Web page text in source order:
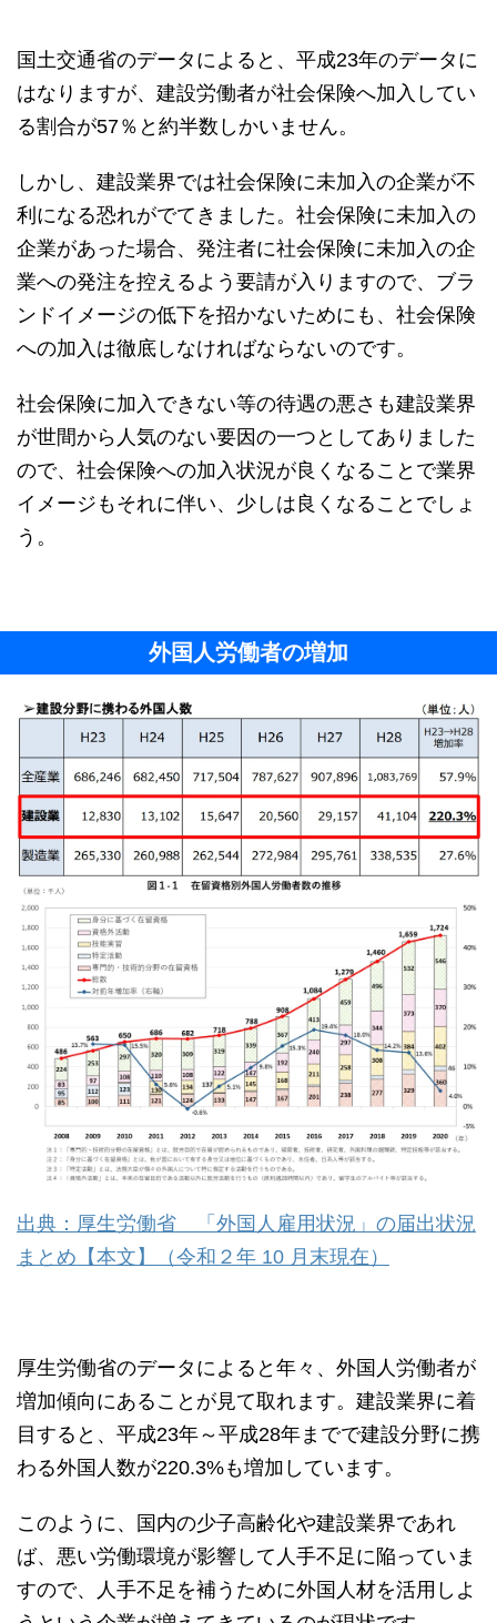
国土交通省のデータによると、平成23年のデータに
はなりますが、建設労働者が社会保険へ加入してい
る割合が57％と約半数しかいません。
しかし、建設業界では社会保険に未加入の企業が不
利になる恐れがでてきました。社会保険に未加入の
企業があった場合、発注者に社会保険に未加入の企
業への発注を控えるよう要請が入りますので、ブラ
ンドイメージの低下を招かないためにも、社会保険
への加入は徹底しなければならないのです。
社会保険に加入できない等の待遇の悪さも建設業界
が世間から人気のない要因の一つとしてありました
ので、社会保険への加入状況が良くなることで業界
イメージもそれに伴い、少しは良くなることでしょ
う。
外国人労働者の増加
出典：厚生労働省 「外国人雇用状況」の届出状況
まとめ【本文】（令和２年 10 月末現在）
厚生労働省のデータによると年々、外国人労働者が
増加傾向にあることが見て取れます。建設業界に着
目すると、平成23年～平成28年までで建設分野に携
わる外国人数が220.3%も増加しています。
このように、国内の少子高齢化や建設業界であれ
ば、悪い労働環境が影響して人手不足に陥っていま
すので、人手不足を補うために外国人材を活用しよ